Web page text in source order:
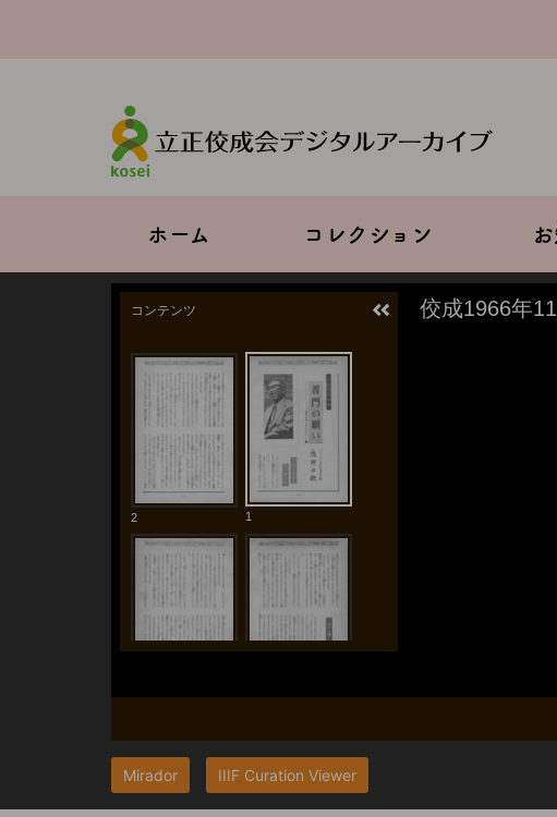
Main
navigation
ホーム コレクション
Mirador IIIF Curation Viewer